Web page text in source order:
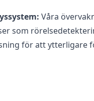
Våra
som
för att ytterligare